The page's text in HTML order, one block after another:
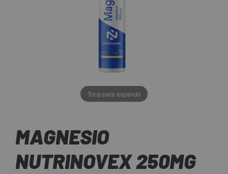
Toca para expandir
MAGNESIO
NUTRINOVEX 250MG